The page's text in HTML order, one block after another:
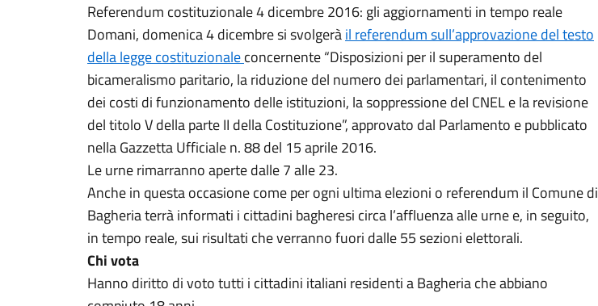
Referendum costituzionale 4 dicembre 2016: gli aggiornamenti in tempo reale
Domani, domenica 4 dicembre si svolgeràil referendum sull’approvazione del testo
della legge costituzionaleconcernente “Disposizioni per il superamento del
bicameralismo paritario, la riduzione del numero dei parlamentari, il contenimento
dei costi di funzionamento delle istituzioni, la soppressione del CNEL e la revisione
del titolo V della parte II della Costituzione”, approvato dal Parlamento e pubblicato
nella Gazzetta Ufficiale n. 88 del 15 aprile 2016.
Le urne rimarranno aperte dalle 7 alle 23.
Anche in questa occasione come per ogni ultima elezioni o referendum il Comune di
Bagheria terrà informati i cittadini bagheresi circa l’affluenza alle urne e, in seguito,
in tempo reale, sui risultati che verranno fuori dalle 55 sezioni elettorali.
Chi vota
Hanno diritto di voto tutti i cittadini italiani residenti a Bagheria che abbiano